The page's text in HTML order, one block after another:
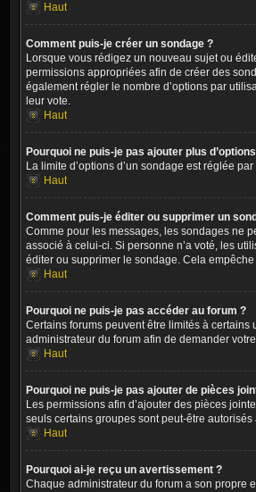
Haut
Comment puis-je créer un sondage ?
Lorsque vous rédigez un nouveau sujet ou
permissions appropriées afin de créer des
également régler le nombre d’options par
leur vote.
Haut
Pourquoi ne puis-je pas ajouter plus
La limite d’options d’un sondage est réglée
Haut
Comment puis-je éditer ou supprimer un
Comme pour les messages, les sondages ne
associé à celui-ci. Si personne n’a voté, les
éditer ou supprimer le sondage. Cela
Haut
Pourquoi ne puis-je pas accéder au forum ?
Certains forums peuvent être limités à
administrateur du forum afin de demander
Haut
Pourquoi ne puis-je pas ajouter de pièces
Les permissions afin d’ajouter des pièces
seuls certains groupes sont peut-être
Haut
Pourquoi ai-je reçu un avertissement ?
Chaque administrateur du forum a son propre